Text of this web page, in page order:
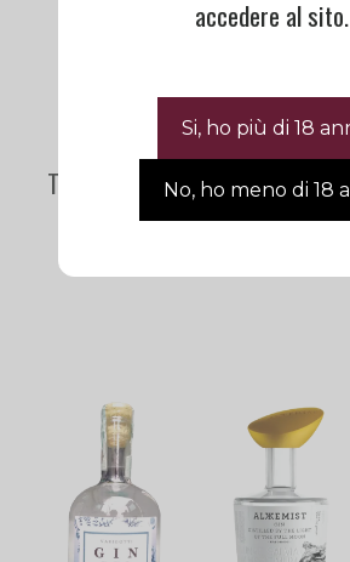
Tokiiro Gin |
400 Conigli
49,00 €
accedere al sito.